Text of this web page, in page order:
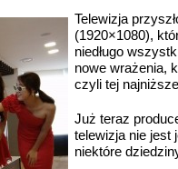
Telewizja
(1920×1080),
niedługo
nowe wrażenia,
czyli tej
Już teraz
telewizja nie jest
niektóre